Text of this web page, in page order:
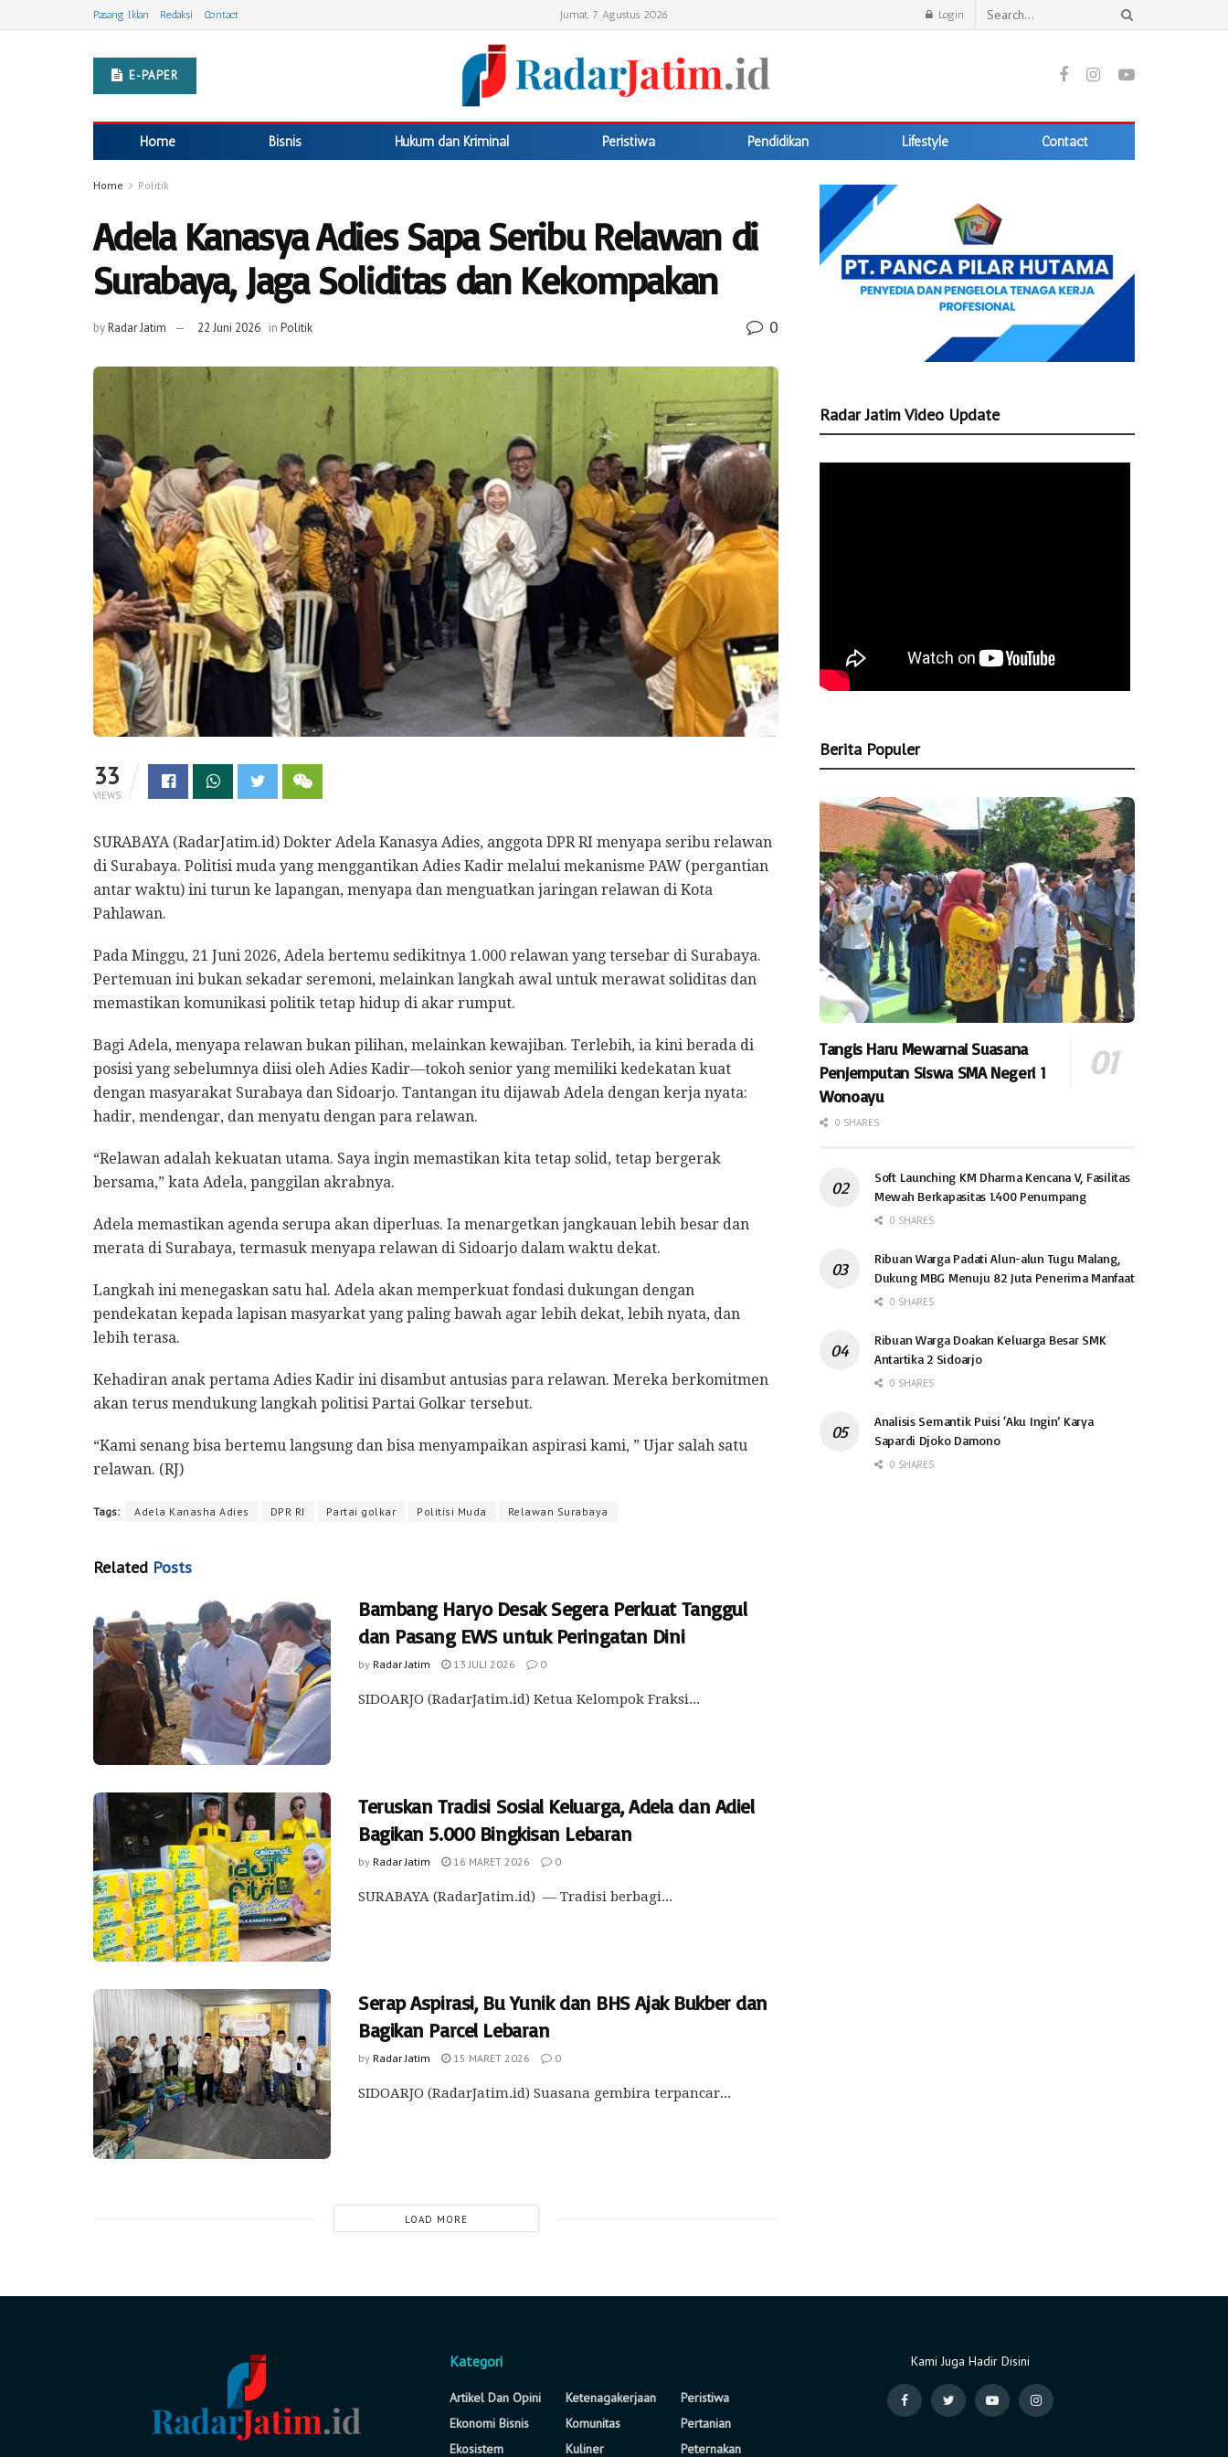
Pasang Iklan Redaksi Contact Jumat, 7 Agustus 2026 Login
E-PAPER
Home Bisnis Hukum dan Kriminal Peristiwa Pendidikan Lifestyle Contact
Home Politik
Adela Kanasya Adies Sapa Seribu Relawan di
Surabaya, Jaga Soliditas dan Kekompakan
byRadar Jatim 22 Juni 2026 in Politik 0
33
VIEWS
SURABAYA (RadarJatim.id) Dokter Adela Kanasya Adies, anggota DPR RI menyapa seribu relawan
di Surabaya. Politisi muda yang menggantikan Adies Kadir melalui mekanisme PAW (pergantian
antar waktu) ini turun ke lapangan, menyapa dan menguatkan jaringan relawan di Kota
Pahlawan.
Pada Minggu, 21 Juni 2026, Adela bertemu sedikitnya 1.000 relawan yang tersebar di Surabaya.
Pertemuan ini bukan sekadar seremoni, melainkan langkah awal untuk merawat soliditas dan
memastikan komunikasi politik tetap hidup di akar rumput.
Bagi Adela, menyapa relawan bukan pilihan, melainkan kewajiban. Terlebih, ia kini berada di
posisi yang sebelumnya diisi oleh Adies Kadir—tokoh senior yang memiliki kedekatan kuat
dengan masyarakat Surabaya dan Sidoarjo. Tantangan itu dijawab Adela dengan kerja nyata:
hadir, mendengar, dan menyatu dengan para relawan.
“Relawan adalah kekuatan utama. Saya ingin memastikan kita tetap solid, tetap bergerak
bersama,” kata Adela, panggilan akrabnya.
Adela memastikan agenda serupa akan diperluas. Ia menargetkan jangkauan lebih besar dan
merata di Surabaya, termasuk menyapa relawan di Sidoarjo dalam waktu dekat.
Langkah ini menegaskan satu hal. Adela akan memperkuat fondasi dukungan dengan
pendekatan kepada lapisan masyarkat yang paling bawah agar lebih dekat, lebih nyata, dan
lebih terasa.
Kehadiran anak pertama Adies Kadir ini disambut antusias para relawan. Mereka berkomitmen
akan terus mendukung langkah politisi Partai Golkar tersebut.
“Kami senang bisa bertemu langsung dan bisa menyampaikan aspirasi kami, ” Ujar salah satu
relawan. (RJ)
Tags: Adela Kanasha Adies DPR RI Partai golkar Politisi Muda Relawan Surabaya
Related Posts
Bambang Haryo Desak Segera Perkuat Tanggul
dan Pasang EWS untuk Peringatan Dini
by Radar Jatim 13 JULI 2026 0
SIDOARJO (RadarJatim.id) Ketua Kelompok Fraksi...
Teruskan Tradisi Sosial Keluarga, Adela dan Adiel
Bagikan 5.000 Bingkisan Lebaran
by Radar Jatim 16 MARET 2026 0
SURABAYA (RadarJatim.id) — Tradisi berbagi...
Serap Aspirasi, Bu Yunik dan BHS Ajak Bukber dan
Bagikan Parcel Lebaran
by Radar Jatim 15 MARET 2026 0
SIDOARJO (RadarJatim.id) Suasana gembira terpancar...
LOAD MORE
Radar Jatim Video Update
Berita Populer
Tangis Haru Mewarnai Suasana
Penjemputan Siswa SMA Negeri 1
Wonoayu
0 SHARES
Soft Launching KM Dharma Kencana V, Fasilitas
Mewah Berkapasitas 1.400 Penumpang
0 SHARES
Ribuan Warga Padati Alun-alun Tugu Malang,
Dukung MBG Menuju 82 Juta Penerima Manfaat
0 SHARES
Ribuan Warga Doakan Keluarga Besar SMK
Antartika 2 Sidoarjo
0 SHARES
Analisis Semantik Puisi ‘Aku Ingin’ Karya
Sapardi Djoko Damono
0 SHARES
Kategori
Artikel Dan Opini
Ekonomi Bisnis
Ekosistem
Ketenagakerjaan
Komunitas
Kuliner
Peristiwa
Pertanian
Peternakan
Kami Juga Hadir Disini